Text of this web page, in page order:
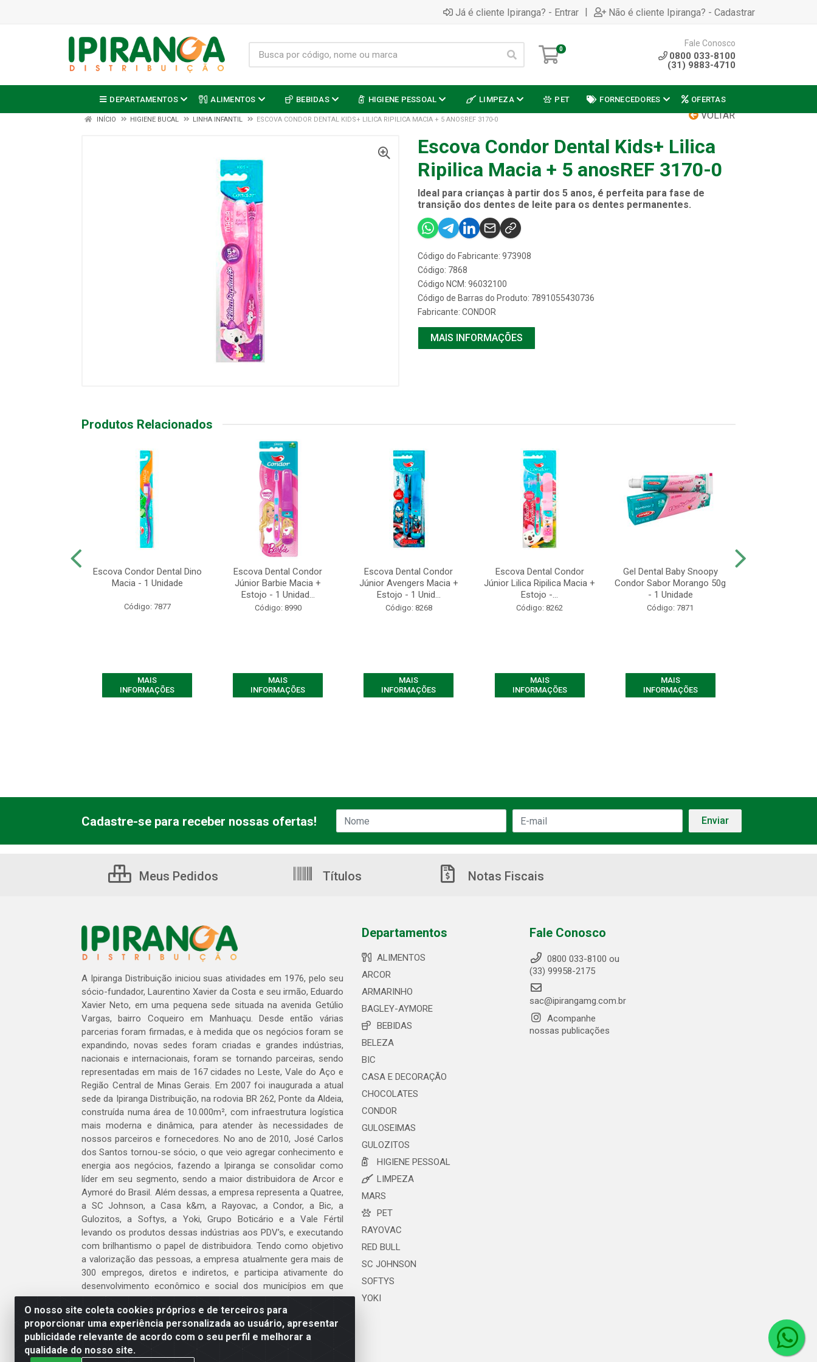
Já é cliente Ipiranga? - Entrar | Não é cliente Ipiranga? - Cadastrar
0
Fale Conosco
0800 033-8100
(31) 9883-4710
DEPARTAMENTOS ALIMENTOS BEBIDAS HIGIENE PESSOAL LIMPEZA PET FORNECEDORES OFERTAS
VOLTAR
INÍCIO HIGIENE BUCAL LINHA INFANTIL ESCOVA CONDOR DENTAL KIDS+ LILICA RIPILICA MACIA + 5 ANOSREF 3170-0
Escova Condor Dental Kids+ Lilica
Ripilica Macia + 5 anosREF 3170-0
Ideal para crianças à partir dos 5 anos, é perfeita para fase de
transição dos dentes de leite para os dentes permanentes.
Código do Fabricante: 973908
Código: 7868
Código NCM: 96032100
Código de Barras do Produto: 7891055430736
Fabricante: CONDOR
MAIS INFORMAÇÕES
Produtos Relacionados
Escova Condor Dental Dino
Macia - 1 Unidade
Código: 7877
MAIS
INFORMAÇÕES
Escova Dental Condor
Júnior Barbie Macia +
Estojo - 1 Unidad...
Código: 8990
MAIS
INFORMAÇÕES
Escova Dental Condor
Júnior Avengers Macia +
Estojo - 1 Unid...
Código: 8268
MAIS
INFORMAÇÕES
Escova Dental Condor
Júnior Lilica Ripilica Macia +
Estojo -...
Código: 8262
MAIS
INFORMAÇÕES
Gel Dental Baby Snoopy
Condor Sabor Morango 50g
- 1 Unidade
Código: 7871
MAIS
INFORMAÇÕES
O nosso site coleta cookies próprios e de terceiros para
proporcionar uma experiência personalizada ao usuário, apresentar
publicidade relevante de acordo com o seu perfil e melhorar a
qualidade do nosso site.
Cadastre-se para receber nossas ofertas!
Meus Pedidos Títulos Notas Fiscais
A Ipiranga Distribuição iniciou suas atividades em 1976, pelo seu
sócio-fundador, Laurentino Xavier da Costa e seu irmão, Eduardo
Xavier Neto, em uma pequena sede situada na avenida Getúlio
Vargas, bairro Coqueiro em Manhuaçu. Desde então várias
parcerias foram firmadas, e à medida que os negócios foram se
expandindo, novas sedes foram criadas e grandes indústrias,
nacionais e internacionais, foram se tornando parceiras, sendo
representadas em mais de 167 cidades no Leste, Vale do Aço e
Região Central de Minas Gerais. Em 2007 foi inaugurada a atual
sede da Ipiranga Distribuição, na rodovia BR 262, Ponte da Aldeia,
construída numa área de 10.000m², com infraestrutura logística
mais moderna e dinâmica, para atender às necessidades de
nossos parceiros e fornecedores. No ano de 2010, José Carlos
dos Santos tornou-se sócio, o que veio agregar conhecimento e
energia aos negócios, fazendo a Ipiranga se consolidar como
líder em seu segmento, sendo a maior distribuidora de Arcor e
Aymoré do Brasil. Além dessas, a empresa representa a Quatree,
a SC Johnson, a Casa k&m, a Rayovac, a Condor, a Bic, a
Gulozitos, a Softys, a Yoki, Grupo Boticário e a Vale Fértil
levando os produtos dessas indústrias aos PDV’s, e executando
com brilhantismo o papel de distribuidora. Tendo como objetivo
a valorização das pessoas, a empresa atualmente gera mais de
300 empregos, diretos e indiretos, e participa ativamente do
desenvolvimento econômico e social dos municípios em que
atua.
Venha fazer parte do nosso time!
Clique aqui
Departamentos
ALIMENTOS
ARCOR
ARMARINHO
BAGLEY-AYMORE
BEBIDAS
BELEZA
BIC
CASA E DECORAÇÃO
CHOCOLATES
CONDOR
GULOSEIMAS
GULOZITOS
HIGIENE PESSOAL
LIMPEZA
MARS
PET
RAYOVAC
RED BULL
SC JOHNSON
SOFTYS
YOKI
Fale Conosco
0800 033-8100 ou
(33) 99958-2175
sac@ipirangamg.com.br
Acompanhe
nossas publicações